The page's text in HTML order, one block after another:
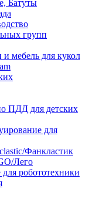
Батуты
групп
мебель для кукол
ПДД для детских
для
Фанкластик
Лего
робототехники